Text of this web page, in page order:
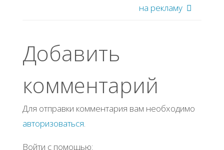
на рекламу
Добавить
комментарий
Для отправки комментария вам необходимо
авторизоваться.
Войти с помощью: